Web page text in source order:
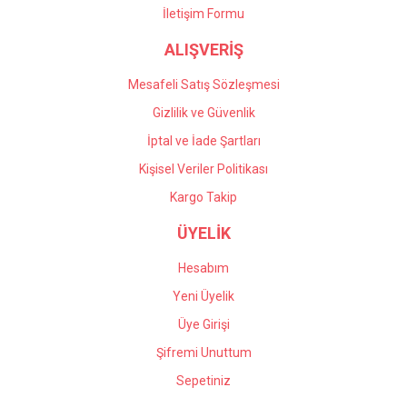
Önder Kaçar | 20/05/2026İletişim Formu
ALIŞVERİŞ
Mesafeli Satış Sözleşmesi
Gizlilik ve Güvenlik
İptal ve İade Şartları
Kişisel Veriler Politikası
Kargo Takip
ÜYELİK
Hesabım
Yeni Üyelik
Üye Girişi
Şifremi Unuttum
Sepetiniz